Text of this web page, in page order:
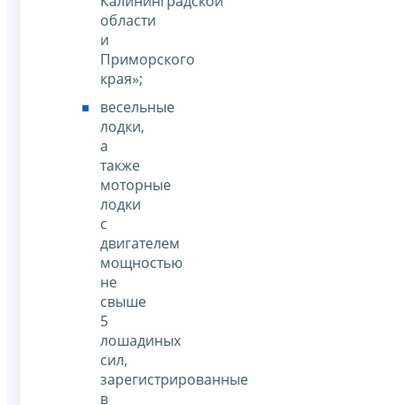
области
и
Приморского
края»;
весельные
лодки,
а
также
моторные
лодки
с
двигателем
мощностью
не
свыше
5
лошадиных
сил,
зарегистрированные
в